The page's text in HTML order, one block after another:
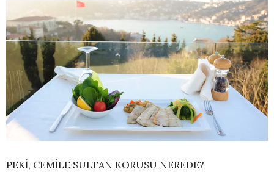
PEKİ, CEMİLE SULTAN KORUSU NEREDE?